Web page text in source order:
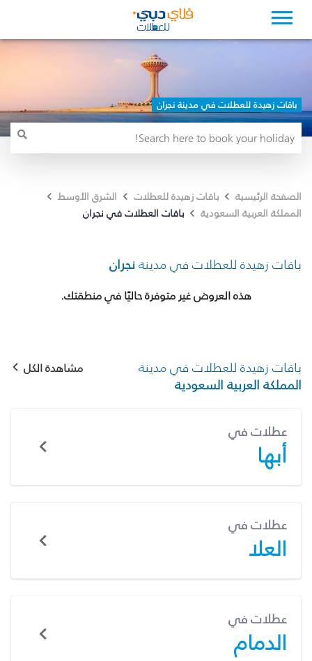
باقات زهيدة للعطلات في مدينة نجران
الصفحة الرئيسية باقات زهيدة للعطلات
الشرق الأوسط
المملكة العربية السعودية
باقات العطلات في نجران
باقات زهيدة للعطلات في مدينةنجران
هذه العروض غير متوفرة حاليًا في منطقتك.
باقات زهيدة للعطلات في مدينة
المملكة العربية السعودية
مشاهدة الكل
عطلات في
أبها
عطلات في
العلا
عطلات في
الدمام